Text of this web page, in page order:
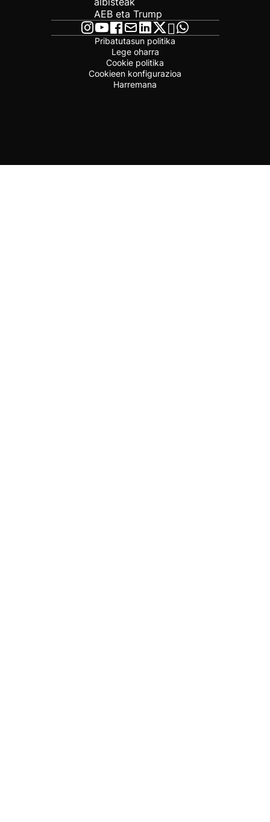
AEB eta Trump
Pribatutasun politika
Lege oharra
Cookie politika
Cookieen konfigurazioa
Harremana